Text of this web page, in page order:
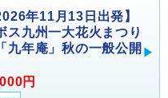
年11月13日出発】
ス九州一大花火まつり
九年庵」秋の一般公開
円